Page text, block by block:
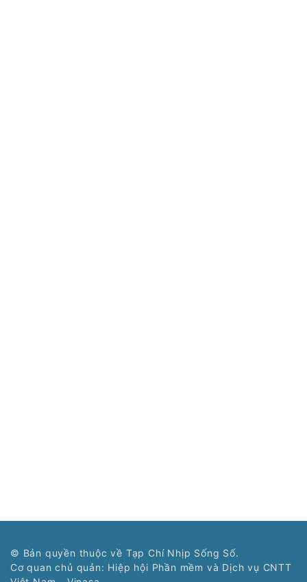
© Bản quyền thuộc về Tạp Chí Nhịp Sống Số.
Cơ quan chủ quản: Hiệp hội Phần mềm và Dịch vụ CNTT